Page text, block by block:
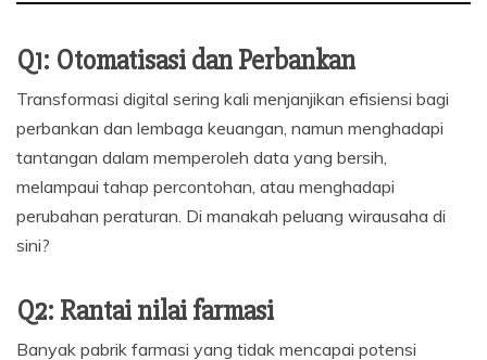
Q1: Otomatisasi dan Perbankan
Transformasi digital sering kali menjanjikan efisiensi bagi
perbankan dan lembaga keuangan, namun menghadapi
tantangan dalam memperoleh data yang bersih,
melampaui tahap percontohan, atau menghadapi
perubahan peraturan. Di manakah peluang wirausaha di
sini?
Q2: Rantai nilai farmasi
Banyak pabrik farmasi yang tidak mencapai potensi